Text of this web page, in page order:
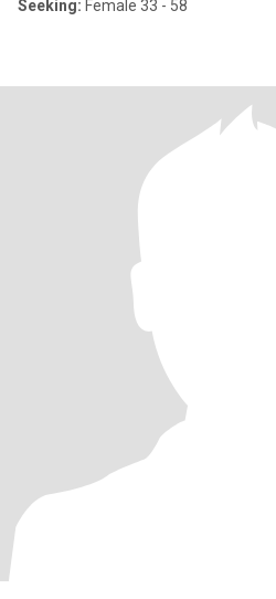
Seeking: Female 33 - 58